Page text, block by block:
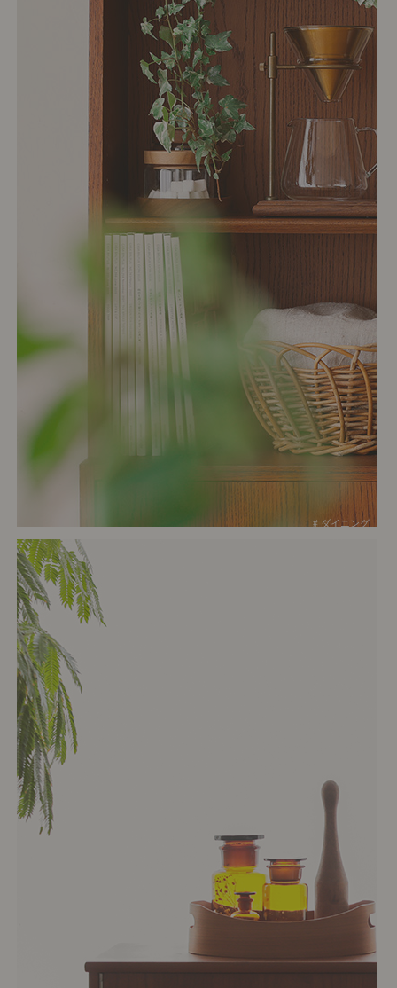
# ダイニング